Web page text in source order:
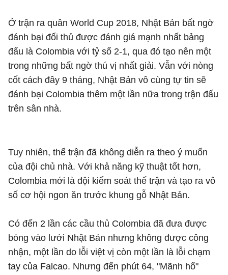
Ở trận ra quân World Cup 2018, Nhật Bản bất ngờ
đánh bại đối thủ được đánh giá mạnh nhất bảng
đấu là Colombia với tỷ số 2-1, qua đó tạo nên một
trong những bất ngờ thú vị nhất giải. Vẫn với nòng
cốt cách đây 9 tháng, Nhật Bản vô cùng tự tin sẽ
đánh bại Colombia thêm một lần nữa trong trận đấu
trên sân nhà.
Tuy nhiên, thế trận đã không diễn ra theo ý muốn
của đội chủ nhà. Với khả năng kỹ thuật tốt hơn,
Colombia mới là đội kiểm soát thế trận và tạo ra vô
số cơ hội ngon ăn trước khung gỗ Nhật Bản.
Có đến 2 lần các cầu thủ Colombia đã đưa được
bóng vào lưới Nhật Bản nhưng không được công
nhận, một lần do lỗi việt vị còn một lần là lỗi chạm
tay của Falcao. Nhưng đến phút 64, "Mãnh hổ"